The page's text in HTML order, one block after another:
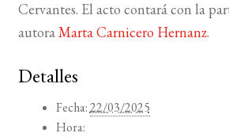
Cervantes. El acto contará con la
autoraMarta Carnicero Hernanz.
Detalles
Fecha:22/03/2025
Hora: